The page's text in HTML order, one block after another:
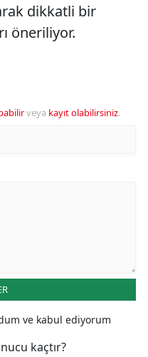
dikkatli bir
öneriliyor.
veya kayıt olabilirsiniz.
ve kabul ediyorum
kaçtır?